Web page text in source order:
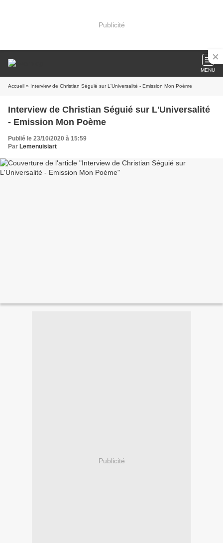
Publicité
MENU
Accueil » Interview de Christian Séguié sur L'Universalité - Emission Mon Poème
Interview de Christian Séguié sur L'Universalité
- Emission Mon Poème
Publié le 23/10/2020 à 15:59
Par Lemenuisiart
Publicité